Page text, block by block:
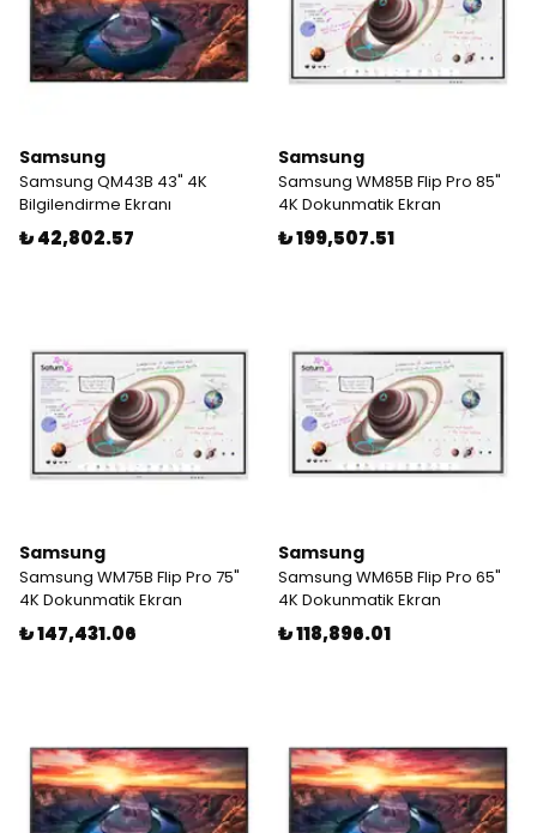
Samsung
Samsung QM43B 43" 4K
Bilgilendirme Ekranı
₺ 42,802.57
Samsung
Samsung WM85B Flip Pro 85"
4K Dokunmatik Ekran
₺ 199,507.51
Samsung
Samsung WM75B Flip Pro 75"
4K Dokunmatik Ekran
₺ 147,431.06
Samsung
Samsung WM65B Flip Pro 65"
4K Dokunmatik Ekran
₺ 118,896.01